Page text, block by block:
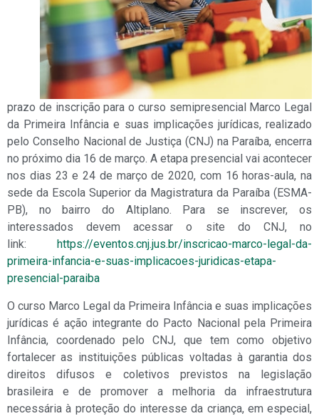
prazo de inscrição para o curso semipresencial Marco Legal
da Primeira Infância e suas implicações jurídicas, realizado
pelo Conselho Nacional de Justiça (CNJ) na Paraíba, encerra
no próximo dia 16 de março. A etapa presencial vai acontecer
nos dias 23 e 24 de março de 2020, com 16 horas-aula, na
sede da Escola Superior da Magistratura da Paraíba (ESMA-
PB), no bairro do Altiplano. Para se inscrever, os
interessados devem acessar o site do CNJ, no
link:
https://eventos.cnj.jus.br/inscricao-marco-legal-da-
primeira-infancia-e-suas-implicacoes-juridicas-etapa-
presencial-paraiba
O curso Marco Legal da Primeira Infância e suas implicações
jurídicas é ação integrante do Pacto Nacional pela Primeira
Infância, coordenado pelo CNJ, que tem como objetivo
fortalecer as instituições públicas voltadas à garantia dos
direitos difusos e coletivos previstos na legislação
brasileira e de promover a melhoria da infraestrutura
necessária à proteção do interesse da criança, em especial,